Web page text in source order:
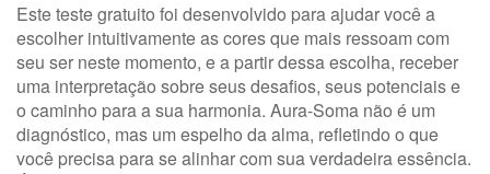
Este teste gratuito foi desenvolvido para ajudar você a
escolher intuitivamente as cores que mais ressoam com
seu ser neste momento, e a partir dessa escolha, receber
uma interpretação sobre seus desafios, seus potenciais e
o caminho para a sua harmonia. Aura-Soma não é um
diagnóstico, mas um espelho da alma, refletindo o que
você precisa para se alinhar com sua verdadeira essência.